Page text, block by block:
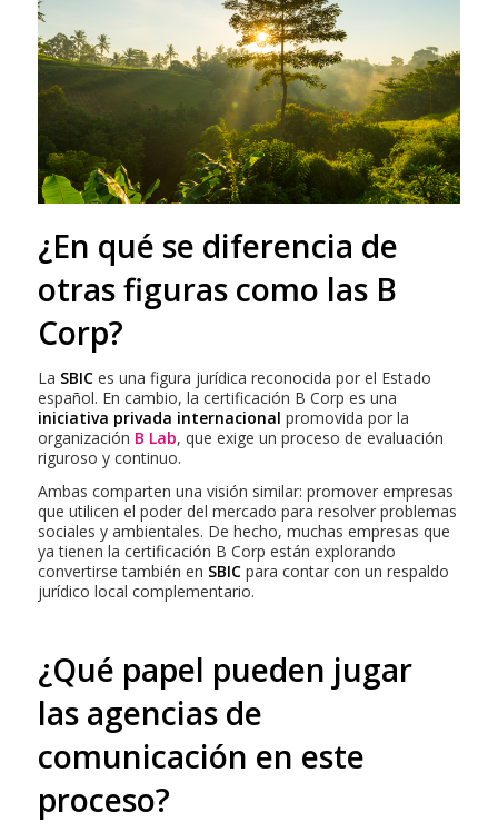
¿En qué se diferencia de
otras figuras como las B
Corp?
La SBICes una figura jurídica reconocida por el Estado
español. En cambio, la certificación B Corp es una
iniciativa privada internacional promovida por la
organización B Lab, que exige un proceso de evaluación
riguroso y continuo.
Ambas comparten una visión similar: promover empresas
que utilicen el poder del mercado para resolver problemas
sociales y ambientales. De hecho, muchas empresas que
ya tienen la certificación B Corp están explorando
convertirse también en SBICpara contar con un respaldo
jurídico local complementario.
¿Qué papel pueden jugar
las agencias de
comunicación en este
proceso?